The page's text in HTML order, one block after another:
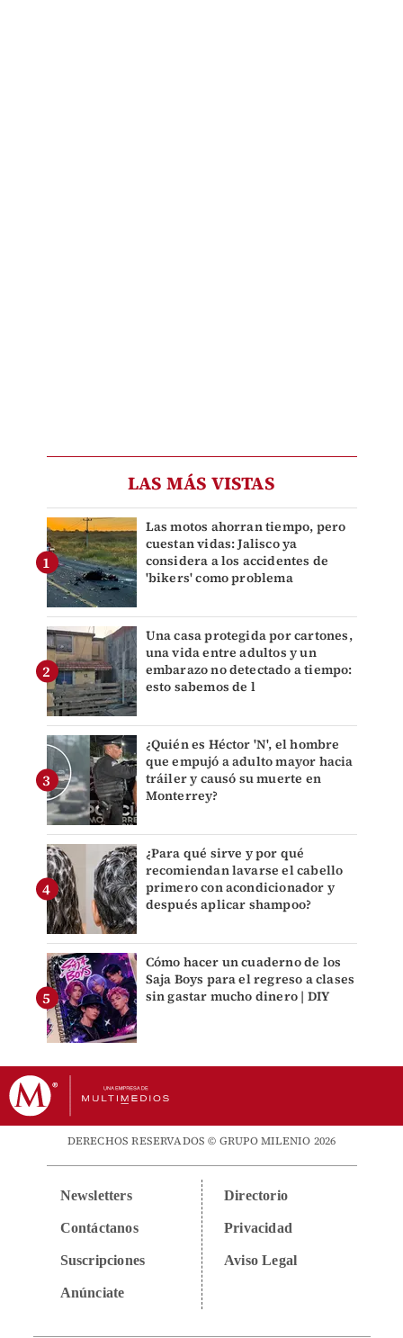
LAS MÁS VISTAS
Las motos ahorran tiempo, pero
cuestan vidas: Jalisco ya
considera a los accidentes de
'bikers' como problema
Una casa protegida por cartones,
una vida entre adultos y un
embarazo no detectado a tiempo:
esto sabemos de l
¿Quién es Héctor 'N', el hombre
que empujó a adulto mayor hacia
tráiler y causó su muerte en
Monterrey?
¿Para qué sirve y por qué
recomiendan lavarse el cabello
primero con acondicionador y
después aplicar shampoo?
Cómo hacer un cuaderno de los
Saja Boys para el regreso a clases
sin gastar mucho dinero | DIY
DERECHOS RESERVADOS © GRUPO MILENIO 2026
Newsletters
Contáctanos
Suscripciones
Anúnciate
Directorio
Privacidad
Aviso Legal